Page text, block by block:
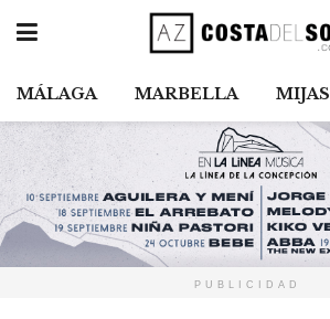
MÁLAGA MARBELLA MIJAS
PUBLICIDAD